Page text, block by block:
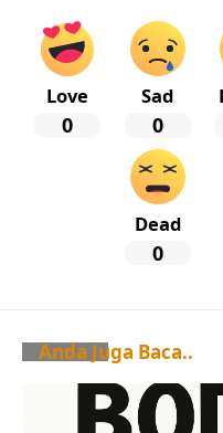
Love
0
Sad
0
Dead
0
Anda Juga Baca..